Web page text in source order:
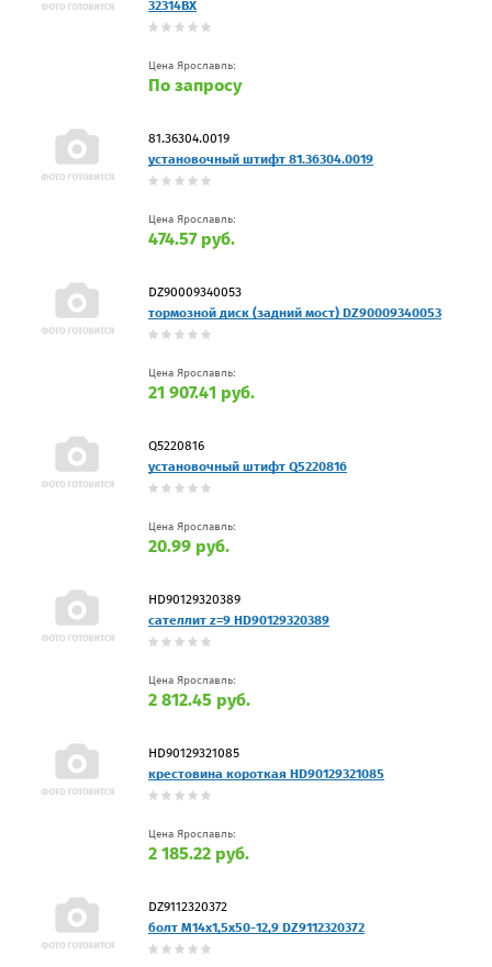
32314BX
Цена Ярославль:
По запросу
81.36304.0019
установочный штифт 81.36304.0019
Цена Ярославль:
474.57 руб.
DZ90009340053
тормозной диск (задний мост) DZ90009340053
Цена Ярославль:
21 907.41 руб.
Q5220816
установочный штифт Q5220816
Цена Ярославль:
20.99 руб.
HD90129320389
сателлит z=9 HD90129320389
Цена Ярославль:
2 812.45 руб.
HD90129321085
крестовина короткая HD90129321085
Цена Ярославль:
2 185.22 руб.
DZ9112320372
болт M14x1,5x50-12,9 DZ9112320372